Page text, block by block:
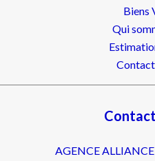
Biens
Qui
AGENCE